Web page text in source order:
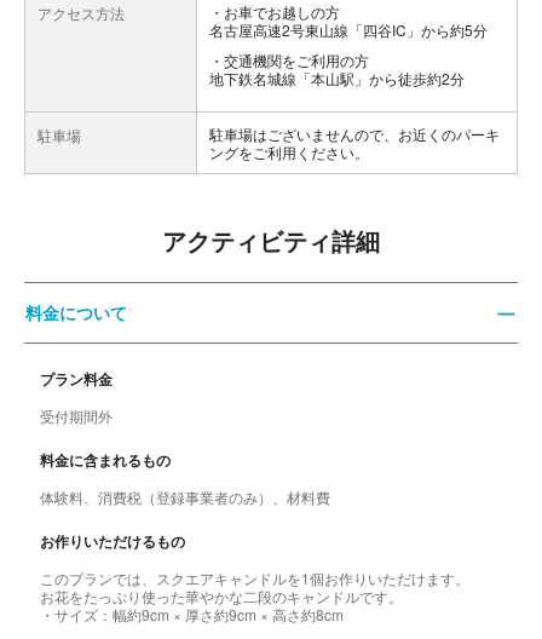
アクセス方法
お車でお越しの方
名古屋高速2号東山線「四谷IC」から約5分
交通機関をご利用の方
地下鉄名城線「本山駅」から徒歩約2分
駐車場
駐車場はございませんので、お近くのパーキ
ングをご利用ください。
アクティビティ詳細
料金について
プラン料金
受付期間外
料金に含まれるもの
体験料、消費税（登録事業者のみ）、材料費
お作りいただけるもの
このプランでは、スクエアキャンドルを1個お作りいただけます。
お花をたっぷり使った華やかな二段のキャンドルです。
・サイズ：幅約9cm × 厚さ約9cm × 高さ約8cm